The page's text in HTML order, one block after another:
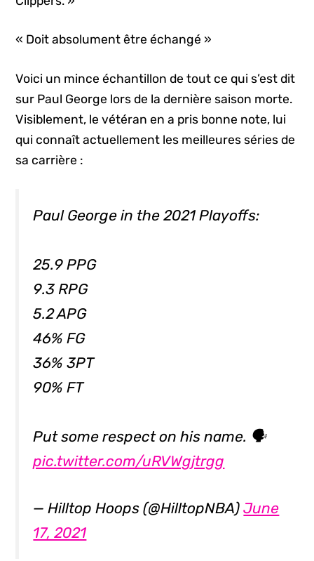
« Doit absolument être échangé »
Voici un mince échantillon de tout ce qui s’est dit
sur Paul George lors de la dernière saison morte.
Visiblement, le vétéran en a pris bonne note, lui
qui connaît actuellement les meilleures séries de
sa carrière :
Paul George in the 2021 Playoffs:
25.9 PPG
9.3 RPG
5.2 APG
46% FG
36% 3PT
90% FT
Put some respect on his name. 🗣
pic.twitter.com/uRVWgjtrgg
— Hilltop Hoops (@HilltopNBA)June
17, 2021